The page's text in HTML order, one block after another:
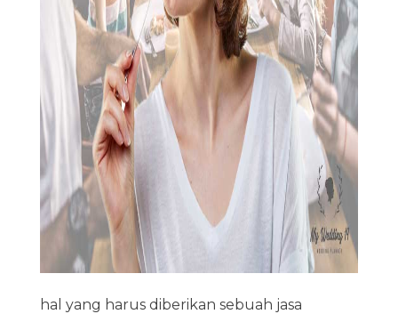
hal yang harus diberikan sebuah jasa